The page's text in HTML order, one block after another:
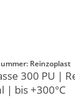
Reinzoplast
300 PU |
| bis +300°C